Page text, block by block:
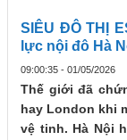
SIÊU ĐÔ THỊ
lực nội đô Hà
09:00:35 - 01/05/2026
Thế giới đã
hay London khi
vệ tinh. Hà Nội